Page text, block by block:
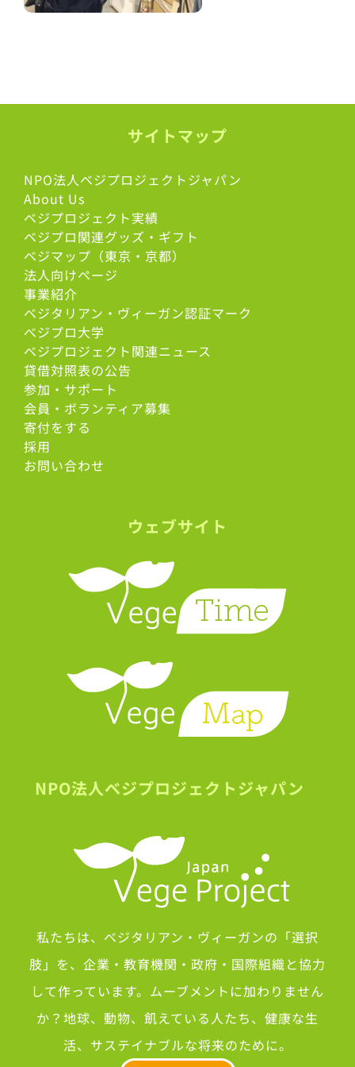
サイトマップ
NPO法人ベジプロジェクトジャパン
About Us
ベジプロジェクト実績
ベジプロ関連グッズ・ギフト
ベジマップ（東京・京都）
法人向けページ
事業紹介
ベジタリアン・ヴィーガン認証マーク
べジプロ大学
ベジプロジェクト関連ニュース
貸借対照表の公告
参加・サポート
会員・ボランティア募集
寄付をする
採用
お問い合わせ
ウェブサイト
NPO法人ベジプロジェクトジャパン
私たちは、ベジタリアン・ヴィーガンの「選択
肢」を、企業・教育機関・政府・国際組織と協力
して作っています。ムーブメントに加わりません
か？地球、動物、飢えている人たち、健康な生
活、サステイナブルな将来のために。